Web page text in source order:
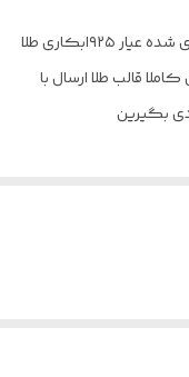
گردنبند فیوژن تقره طرح طلا نگین مخارج کاری شده عیار ۹۲۵ابکاری طلا
قالب طلا ارسال با
بگیرین